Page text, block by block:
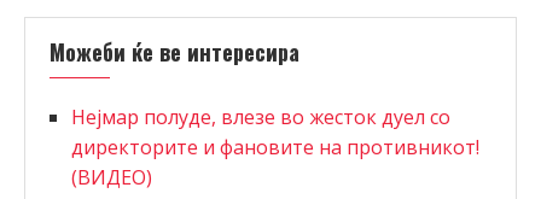
Можеби ќе ве интересира
Нејмар полуде, влезе во жесток дуел со
директорите и фановите на противникот!
(ВИДЕО)